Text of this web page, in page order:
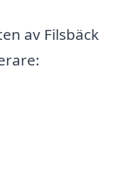
av Filsbäck